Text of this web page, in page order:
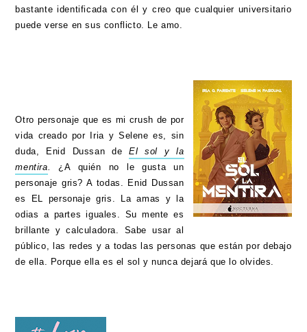
bastante identificada con él y creo que cualquier universitario
puede verse en sus conflicto. Le amo.
Otro personaje que es mi crush de por
vida creado por Iria y Selene es, sin
duda, Enid Dussan deEl sol y la
mentira.¿A quién no le gusta un
personaje gris? A todas. Enid Dussan
es EL personaje gris. La amas y la
odias a partes iguales. Su mente es
brillante y calculadora. Sabe usar al
público, las redes y a todas las personas que están por debajo
de ella. Porque ella es el sol y nunca dejará que lo olvides.